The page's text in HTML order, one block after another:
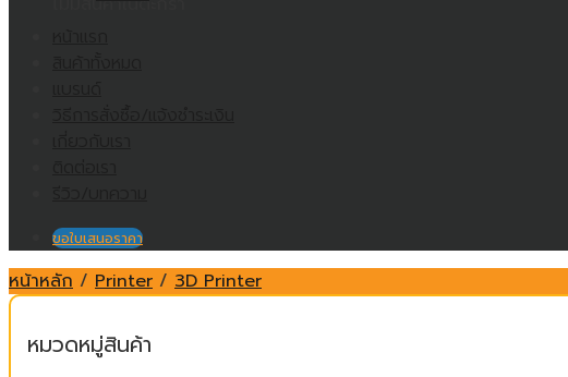
ขอใบเสนอราคา
หน้าหลัก / Printer / 3D Printer
หมวดหมู่สินค้า